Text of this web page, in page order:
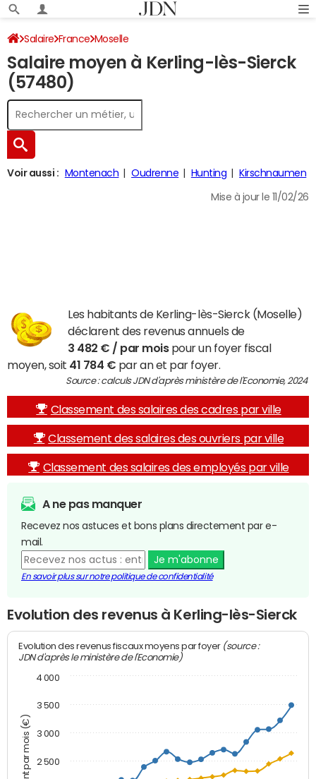
Salaire France Moselle
Salaire moyen à Kerling-lès-Sierck
(57480)
Voir aussi : Montenach Oudrenne Hunting Kirschnaumen
Mise à jour le 11/02/26
Les habitants de Kerling-lès-Sierck (Moselle)
déclarent des revenus annuels de
3 482 € / par moispour un foyer fiscal
moyen, soit 41 784 € par an et par foyer.
Source : calculs JDN d'après ministère de l'Economie, 2024
Classement des salaires des cadres par ville
Classement des salaires des ouvriers par ville
Classement des salaires des employés par ville
A ne pas manquer
Recevez nos astuces et bons plans directement par e-
mail.
Je m'abonne
En savoir plus sur notre politique de confidentialité
Evolution des revenus à Kerling-lès-Sierck
Evolution des revenus fiscaux moyens par foyer (source :
JDN d'après le ministère de l'Economie)
2 500
3 000
3 500
4 000